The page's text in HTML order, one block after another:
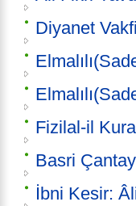
Diyanet
Fizilal-il
Basri
İbni Kesir: